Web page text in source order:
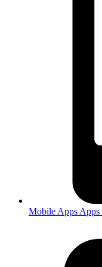
Mobile Apps Apps